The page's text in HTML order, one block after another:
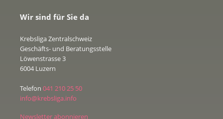
Wir sind für Sie da
Krebsliga Zentralschweiz
Geschäfts- und Beratungsstelle
Löwenstrasse 3
6004 Luzern
Telefon 041 210 25 50
info@krebsliga.info
Newsletter abonnieren